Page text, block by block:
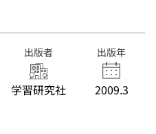
出版者
学習研究社
出版年
2009.3